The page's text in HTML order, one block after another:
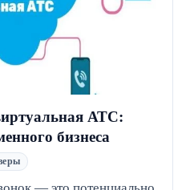
АТС:
бизнеса